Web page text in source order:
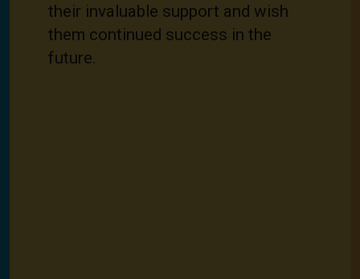
their invaluable support and wish
them continued success in the
future.